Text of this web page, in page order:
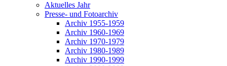
Aktuelles Jahr
Presse- und Fotoarchiv
Archiv 1955-1959
Archiv 1960-1969
Archiv 1970-1979
Archiv 1980-1989
Archiv 1990-1999